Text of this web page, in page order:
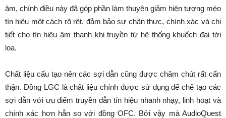
âm, chính điều này đã góp phần làm thuyên giảm hiện tượng méo
tín hiệu một cách rõ rệt, đảm bảo sự chân thực, chính xác và chi
tiết cho tín hiệu âm thanh khi truyền từ hệ thống khuếch đại tới
loa.
Chất liệu cấu tạo nên các sợi dẫn cũng được chăm chút rất cẩn
thận. Đồng LGC là chất liệu chính được sử dụng để chế tạo các
sợi dẫn với ưu điểm truyền dẫn tín hiệu nhanh nhạy, linh hoạt và
chính xác hơn hẳn so với đồng OFC. Bởi vậy mà AudioQuest